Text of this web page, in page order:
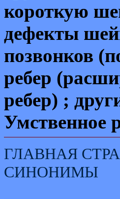
короткую
дефекты
позвонков
ребер
ребер) ;
Умственное
ГЛАВНАЯ
СИНОНИМЫ